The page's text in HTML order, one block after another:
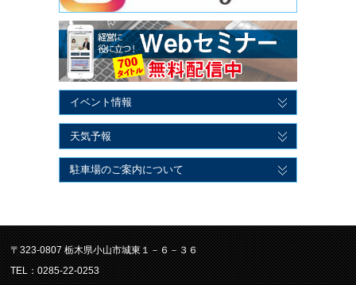
イベント情報
天気予報
駐車場のご案内について
〒323-0807 栃木県小山市城東１－６－３６
TEL：0285-22-0253